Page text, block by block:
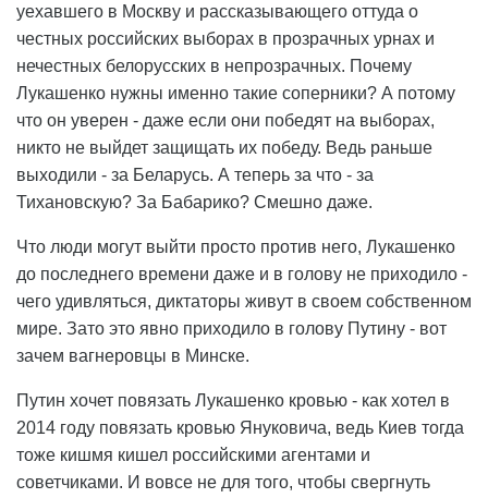
уехавшего в Москву и рассказывающего оттуда о
честных российских выборах в прозрачных урнах и
нечестных белорусских в непрозрачных. Почему
Лукашенко нужны именно такие соперники? А потому
что он уверен - даже если они победят на выборах,
никто не выйдет защищать их победу. Ведь раньше
выходили - за Беларусь. А теперь за что - за
Тихановскую? За Бабарико? Смешно даже.
Что люди могут выйти просто против него, Лукашенко
до последнего времени даже и в голову не приходило -
чего удивляться, диктаторы живут в своем собственном
мире. Зато это явно приходило в голову Путину - вот
зачем вагнеровцы в Минске.
Путин хочет повязать Лукашенко кровью - как хотел в
2014 году повязать кровью Януковича, ведь Киев тогда
тоже кишмя кишел российскими агентами и
советчиками. И вовсе не для того, чтобы свергнуть